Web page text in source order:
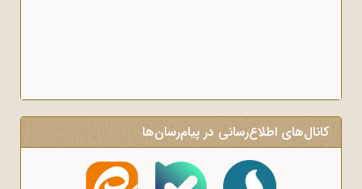
کانال‌های اطلاع‌رسانی در پیام‌رسان‌ها